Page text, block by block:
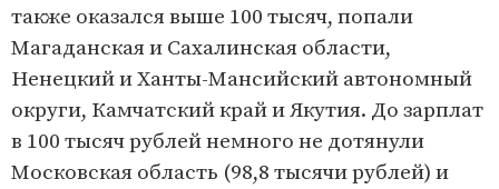
также оказался выше 100 тысяч, попали
Магаданская и Сахалинская области,
Ненецкий и Ханты-Мансийский автономный
округи, Камчатский край и Якутия. До зарплат
в 100 тысяч рублей немного не дотянули
Московская область (98,8 тысячи рублей) и